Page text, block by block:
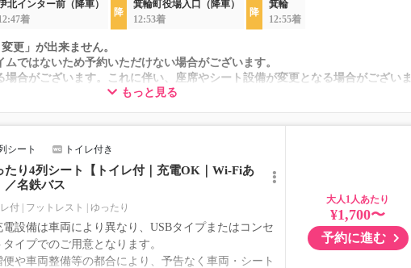
北インター前（降車）
着
箕輪町役場入口（降車）
12:53着
箕輪
12:55着
更」が出来ません。
ムではないため予約いただけない場合がございます。
場合がございます。これに伴い、座席やシート設備が変更となる場合がございま
もっと見る
シート トイレ付き
たり4列シート【トイレ付｜充電OK｜Wi-Fiあ
／名鉄バス
レ付 フットレスト ゆったり
電設備は車両により異なり、USBタイプまたはコンセ
タイプでのご用意となります。
便や車両整備等の都合により、予告なく車両・シート
大人
¥1,700〜
予約に進む